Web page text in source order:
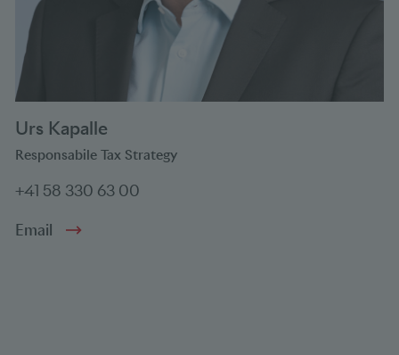
Urs Kapalle
Responsabile Tax Strategy
+41 58 330 63 00
Email